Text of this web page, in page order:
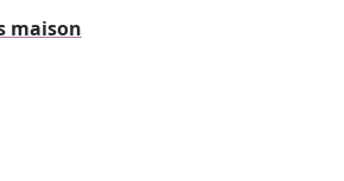
maison